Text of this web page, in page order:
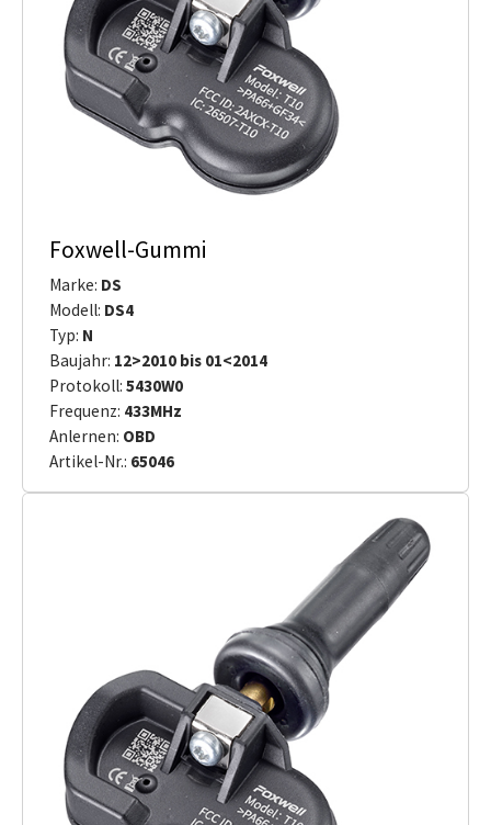
Foxwell-Gummi
Marke: DS
Modell: DS4
Typ: N
Baujahr: 12>2010 bis 01<2014
Protokoll: 5430W0
Frequenz: 433MHz
Anlernen: OBD
Artikel-Nr.: 65046